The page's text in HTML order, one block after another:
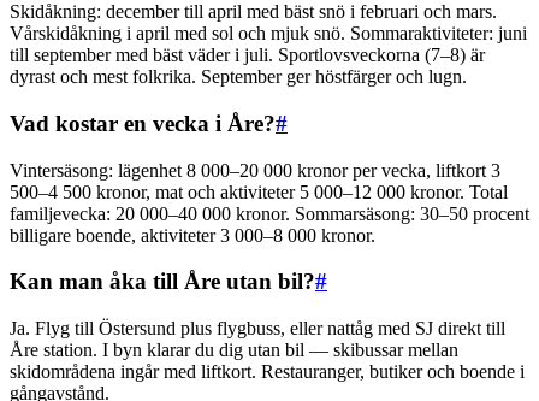
Skidåkning: december till april med bäst snö i februari och mars.
Vårskidåkning i april med sol och mjuk snö. Sommaraktiviteter: juni
till september med bäst väder i juli. Sportlovsveckorna (7–8) är
dyrast och mest folkrika. September ger höstfärger och lugn.
Vad kostar en vecka i Åre?#
Vintersäsong: lägenhet 8 000–20 000 kronor per vecka, liftkort 3
500–4 500 kronor, mat och aktiviteter 5 000–12 000 kronor. Total
familjevecka: 20 000–40 000 kronor. Sommarsäsong: 30–50 procent
billigare boende, aktiviteter 3 000–8 000 kronor.
Kan man åka till Åre utan bil?#
Ja. Flyg till Östersund plus flygbuss, eller nattåg med SJ direkt till
Åre station. I byn klarar du dig utan bil — skibussar mellan
skidområdena ingår med liftkort. Restauranger, butiker och boende i
gångavstånd.